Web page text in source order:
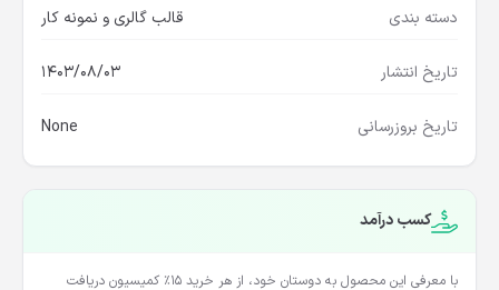
دسته بندی قالب گالری و نمونه کار
تاریخ انتشار 1403/08/03
تاریخ بروزرسانی None
کسب درآمد
با معرفی این محصول به دوستان خود، از هر خرید ۱۵٪ کمیسیون دریافت